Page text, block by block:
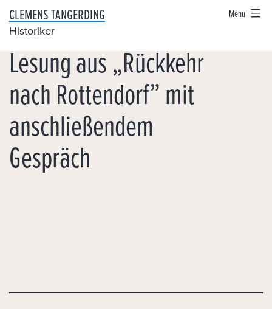
Skip
content
CLEMENS TANGERDING
Historiker
Menu
Lesung aus „Rückkehr
nach Rottendorf” mit
anschließendem
Gespräch